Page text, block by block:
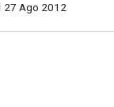
27 Ago 2012